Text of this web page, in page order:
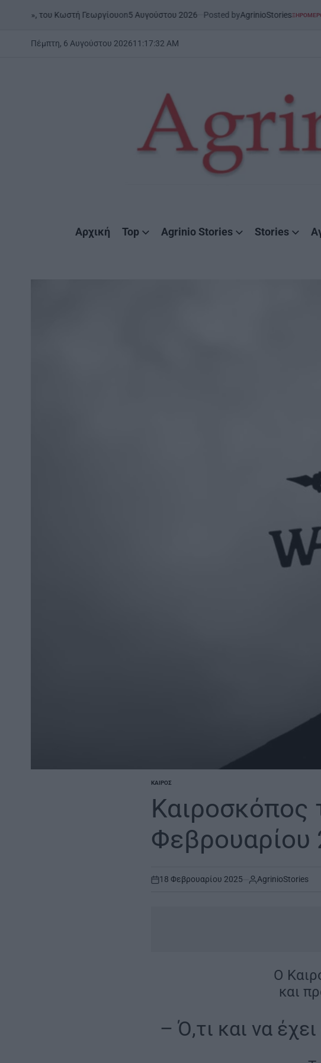
Κωστή Γεωργίουon 5 Αυγούστου 2026 Posted byAgrinioStoriesPOSTED
ΞΗΡΟΜΕΡΟΣΤΗΝ
Πέμπτη, 6 Αυγούστου 202611 :17:33 AM
Αρχική Top Agrinio Stories Stories
POSTED
ΚΑΙΡΌΣ
Καιροσκόπος
Φεβρουαρίου
on
18 Φεβρουαρίου 2025 AgrinioStories
O
και
– Ό,τι και να